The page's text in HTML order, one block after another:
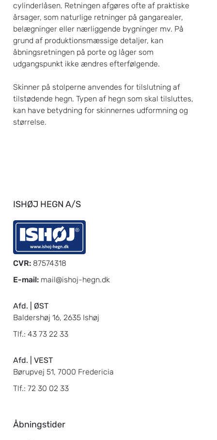
cylinderlåsen. Retningen afgøres ofte af praktiske
årsager, som naturlige retninger på gangarealer,
belægninger eller nærliggende bygninger mv. På
grund af produktionsmæssige detaljer, kan
åbningsretningen på porte og låger som
udgangspunkt ikke ændres efterfølgende.
Skinner på stolperne anvendes for tilslutning af
tilstødende hegn. Typen af hegn som skal tilsluttes,
kan have betydning for skinnernes udformning og
størrelse.
ISHØJ HEGN A/S
CVR:87574318
E-mail: mail@ishoj-hegn.dk
Afd. | ØST
Baldershøj 16, 2635 Ishøj
Tlf.: 43 73 22 33
Afd. | VEST
Børupvej 51, 7000 Fredericia
Tlf.: 72 30 02 33
Åbningstider